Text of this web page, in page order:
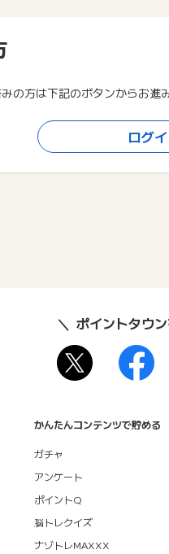
の方は下記のボタンからお進
ログ
ポイントタウ
かんたんコンテンツで貯める
ガチャ
アンケート
ポイントQ
脳トレクイズ
ナゾトレMAXXX